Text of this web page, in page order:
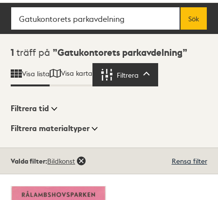
Sök
Sök
Sökresultat
1 träff på Gatukontorets parkavdelning
Visa lista Visa karta Filtrera
Visningsläge
Filtrera tid
Filtrera materialtyper
träffar
Valda filter:Bildkonst Rensa filter